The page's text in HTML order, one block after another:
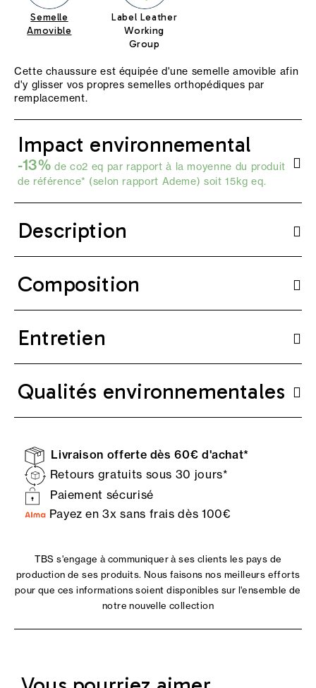
Semelle
Amovible
Label Leather
Working
Group
Cette chaussure est équipée d'une semelle amovible afin
d'y glisser vos propres semelles orthopédiques par
remplacement.
Impact environnemental
-13% de co2 eq par rapport à la moyenne du produit
de référence* (selon rapport Ademe) soit 15kg eq.
Description
Composition
Entretien
Qualités environnementales
Livraison offerte dès 60€ d'achat*
Retours gratuits sous 30 jours*
Paiement sécurisé
Payez en 3x sans frais dès 100€
TBS s'engage à communiquer à ses clients les pays de
production de ses produits. Nous faisons nos meilleurs efforts
pour que ces informations soient disponibles sur l'ensemble de
notre nouvelle collection